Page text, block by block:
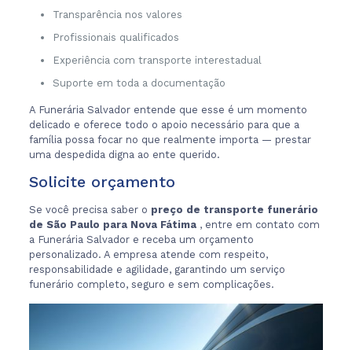
Transparência nos valores
Profissionais qualificados
Experiência com transporte interestadual
Suporte em toda a documentação
A Funerária Salvador entende que esse é um momento
delicado e oferece todo o apoio necessário para que a
família possa focar no que realmente importa — prestar
uma despedida digna ao ente querido.
Solicite orçamento
Se você precisa saber o preço de transporte funerário
de São Paulo para Nova Fátima , entre em contato com
a Funerária Salvador e receba um orçamento
personalizado. A empresa atende com respeito,
responsabilidade e agilidade, garantindo um serviço
funerário completo, seguro e sem complicações.